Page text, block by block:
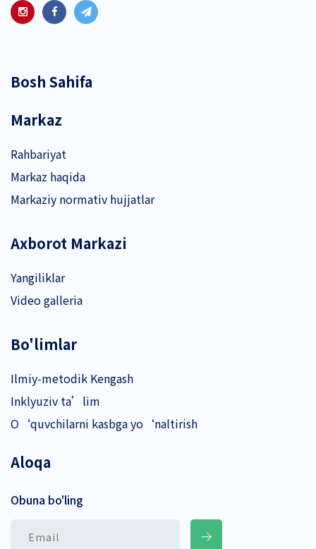
Bosh Sahifa
Markaz
Rahbariyat
Markaz haqida
Markaziy normativ hujjatlar
Axborot Markazi
Yangiliklar
Video galleria
Bo'limlar
Ilmiy-metodik Kengash
Inklyuziv ta’lim
O‘quvchilarni kasbga yo‘naltirish
Aloqa
Obuna bo'ling